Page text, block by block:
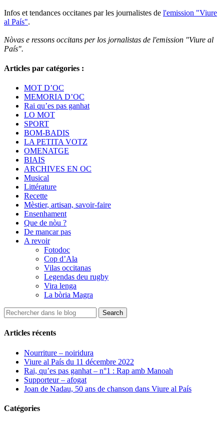
Infos et tendances occitanes par les journalistes de l'emission "Viure
al País".
Nòvas e ressons occitans per los jornalistas de l'emission "Viure al
País".
Articles par catégories :
MOT D’OC
MEMORIA D’OC
Rai qu’es pas ganhat
LO MOT
SPORT
BOM-BADIS
LA PETITA VOTZ
OMENATGE
BIAIS
ARCHIVES EN OC
Musical
Littérature
Recette
Mèstier, artisan, savoir-faire
Ensenhament
Que de nòu ?
De mancar pas
A revoir
Fotodoc
Cop d’Ala
Vilas occitanas
Legendas deu rugby
Vira lenga
La bòria Magra
Articles récents
Nourriture – noiridura
Viure al País du 11 décembre 2022
Rai, qu’es pas ganhat – n°1 : Rap amb Manoah
Supporteur – afogat
Joan de Nadau, 50 ans de chanson dans Viure al País
Catégories